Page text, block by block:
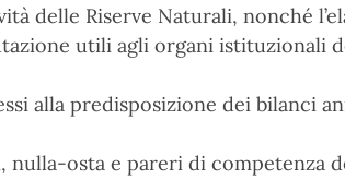
delle Riserve Naturali, nonché
utili agli organi istituzionali
alla predisposizione dei bilanci
nulla-osta e pareri di competenza